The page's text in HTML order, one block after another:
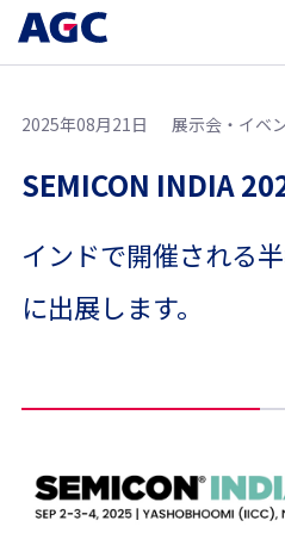
2025年08月21日 展示会・イベ
SEMICON INDIA
インドで開催される
に出展します。